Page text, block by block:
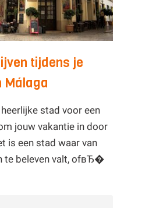
tijdens je
Málaga
stad voor een
jouw vakantie in door
is een stad waar van
te beleven valt, ofвЂ�